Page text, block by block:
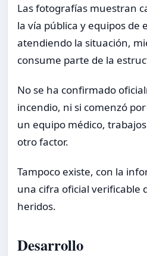
Las fotografías muestran
la vía pública y equipos de
atendiendo la situación,
consume parte de la
No se ha confirmado
incendio, ni si comenzó
un equipo médico,
otro factor.
Tampoco existe, con la
una cifra oficial verificable
heridos.
Desarrollo